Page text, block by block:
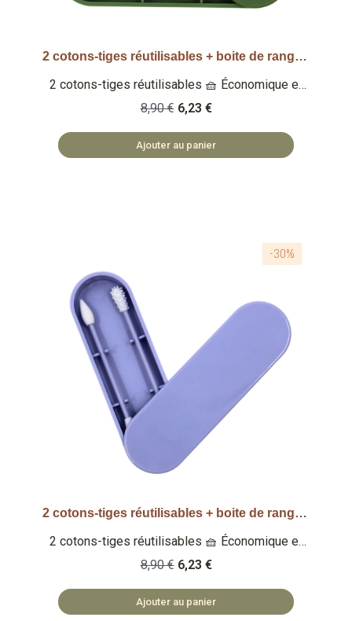
Aperçu rapide 2 cotons-tiges réutilisables + boite de rangement - Vert
2 cotons-tiges réutilisables 🧺 Économique et
éco-responsable Qu'est-ce que c'est ? Un set
de 2 cotons-tiges lavables et réutilisables 🏡
ACCESSOIRES FABRIQUÉS EN PRC ♻️ ZÉRO
DÉCHET
8,90 € 6,23 €
Ajouter au panier
Aperçu rapide
-30%
2 cotons-tiges réutilisables + boite de rangement - Violet
2 cotons-tiges réutilisables 🧺 Économique et
éco-responsable Qu'est-ce que c'est ? Un set
de 2 cotons-tiges lavables et réutilisables 🏡
ACCESSOIRES FABRIQUÉS EN PRC ♻️ ZÉRO
DÉCHET
8,90 € 6,23 €
Ajouter au panier